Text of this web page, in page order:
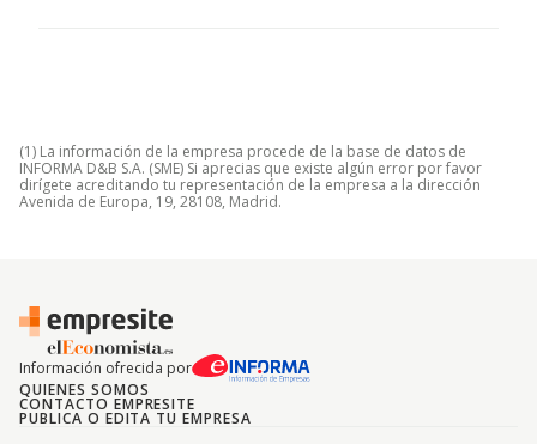
(1) La información de la empresa procede de la base de datos de
INFORMA D&B S.A. (SME) Si aprecias que existe algún error por favor
dirígete acreditando tu representación de la empresa a la dirección
Avenida de Europa, 19, 28108, Madrid.
Información ofrecida por
QUIENES SOMOS
CONTACTO EMPRESITE
PUBLICA O EDITA TU EMPRESA